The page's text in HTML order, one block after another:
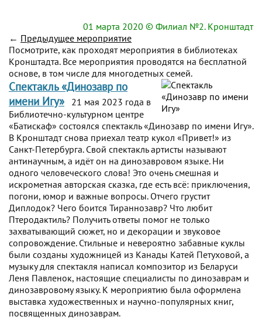
01 марта 2020 © Филиал №2. Кронштадт
← Предыдущее мероприятие
Посмотрите, как проходят мероприятия в библиотеках
Кронштадта. Все мероприятия проводятся на бесплатной
основе, в том числе для многодетных семей.
Спектакль «Динозавр по
имени Игу»
21 мая 2023 года в
Библиотечно-культурном центре
«Батискаф» состоялся спектакль «Динозавр по имени Игу».
В Кронштадт снова приехал театр кукол «Привет!» из
Санкт-Петербурга. Свой спектакль артисты называют
антинаучным, а идёт он на динозавровом языке. Ни
одного человеческого слова! Это очень смешная и
искрометная авторская сказка, где есть всё: приключения,
погони, юмор и важные вопросы. Отчего грустит
Диплодок? Чего боится Тираннозавр? Что любит
Птеродактиль? Получить ответы помог не только
захватывающий сюжет, но и декорации и звуковое
сопровождение. Стильные и невероятно забавные куклы
были созданы художницей из Канады Катей Петуховой, а
музыку для спектакля написал композитор из Беларуси
Леня Павленок, настоящие специалисты по динозаврам и
динозавровому языку. К мероприятию была оформлена
выставка художественных и научно-популярных книг,
посвященных динозаврам.